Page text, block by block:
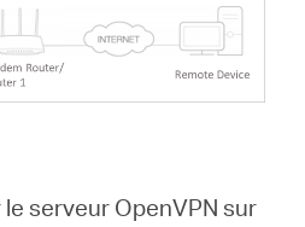
serveur OpenVPN sur